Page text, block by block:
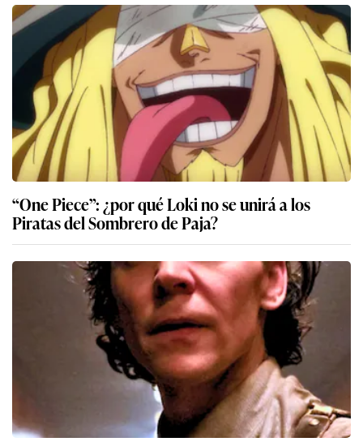
“One Piece”: ¿por qué Loki no se unirá a los
Piratas del Sombrero de Paja?